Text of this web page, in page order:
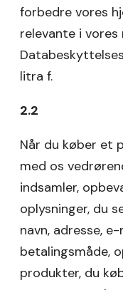
forbedre vores
relevante i
litra f.
2.2
Når du køber et
med os
indsamler,
oplysninger, du
navn, adresse,
betalingsmåde,
produkter, du